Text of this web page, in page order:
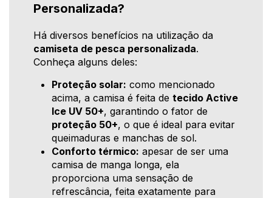
Personalizada?
Há diversos benefícios na utilização da
camiseta de pesca personalizada.
Conheça alguns deles:
Proteção solar: como mencionado
acima, a camisa é feita de tecido Active
Ice UV 50+, garantindo o fator de
proteção 50+, o que é ideal para evitar
queimaduras e manchas de sol.
Conforto térmico: apesar de ser uma
camisa de manga longa, ela
proporciona uma sensação de
refrescância, feita exatamente para